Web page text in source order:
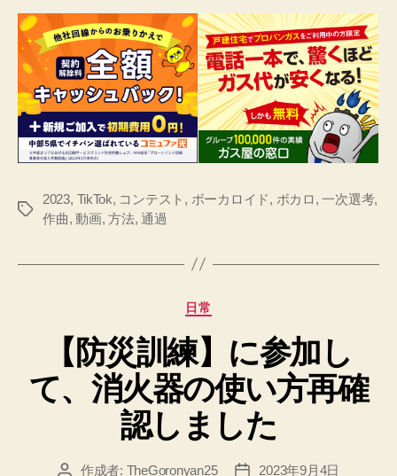
タ
2023, TikTok, コンテスト , ボーカロイド, ボカロ ,一次選考,
作曲, 動画, 方法, 通過
カ
ゴ
リ
ー
日常
【防災訓練】に参加し
て、消火器の使い方再確
認しました
投 作成者: TheGoronyan25 投 2023年9月4日